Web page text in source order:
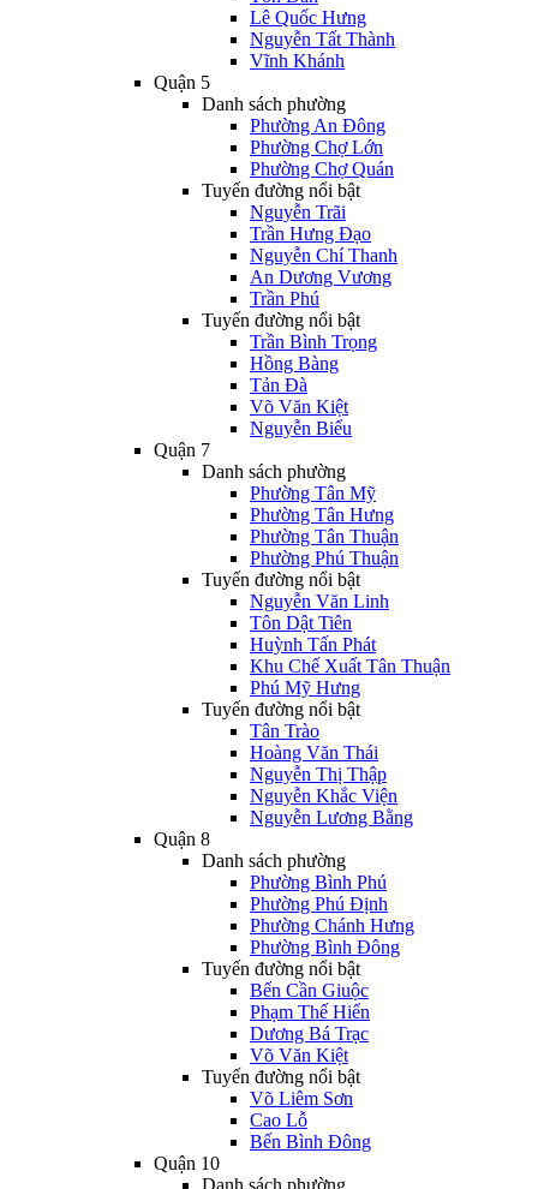
Lê Quốc Hưng
Nguyễn Tất Thành
Vĩnh Khánh
Quận 5
Danh sách phường
Phường An Đông
Phường Chợ Lớn
Phường Chợ Quán
Tuyến đường nổi bật
Nguyễn Trãi
Trần Hưng Đạo
Nguyễn Chí Thanh
An Dương Vương
Trần Phú
Tuyến đường nổi bật
Trần Bình Trọng
Hồng Bàng
Tản Đà
Võ Văn Kiệt
Nguyễn Biểu
Quận 7
Danh sách phường
Phường Tân Mỹ
Phường Tân Hưng
Phường Tân Thuận
Phường Phú Thuận
Tuyến đường nổi bật
Nguyễn Văn Linh
Tôn Dật Tiên
Huỳnh Tấn Phát
Khu Chế Xuất Tân Thuận
Phú Mỹ Hưng
Tuyến đường nổi bật
Tân Trào
Hoàng Văn Thái
Nguyễn Thị Thập
Nguyễn Khắc Viện
Nguyễn Lương Bằng
Quận 8
Danh sách phường
Phường Bình Phú
Phường Phú Định
Phường Chánh Hưng
Phường Bình Đông
Tuyến đường nổi bật
Bến Cần Giuộc
Phạm Thế Hiển
Dương Bá Trạc
Võ Văn Kiệt
Tuyến đường nổi bật
Võ Liêm Sơn
Cao Lỗ
Bến Bình Đông
Quận 10
Danh sách phường